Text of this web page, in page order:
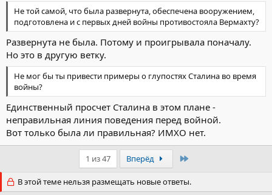
Не той самой, что была развернута, обеспечена вооружением,
подготовлена и с первых дней войны противостояла Вермахту?
Развернута не была. Потому и проигрывала поначалу.
Но это в другую ветку.
Не мог бы ты привести примеры о глупостях Сталина во время
войны?
Единственный просчет Сталина в этом плане -
неправильная линия поведения перед войной.
Вот только была ли правильная? ИМХО нет.
1 из 47 Вперёд
В этой теме нельзя размещать новые ответы.